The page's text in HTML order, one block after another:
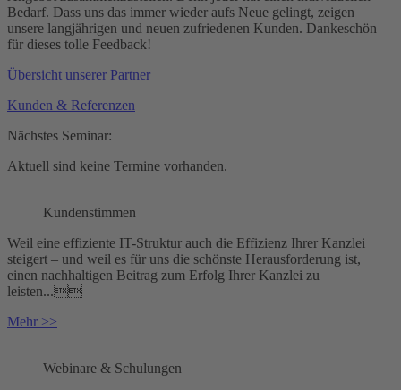
Bedarf. Dass uns das immer wieder aufs Neue gelingt, zeigen
unsere langjährigen und neuen zufriedenen Kunden. Dankeschön
für dieses tolle Feedback!
Übersicht unserer Partner
Kunden & Referenzen
Nächstes Seminar:
Aktuell sind keine Termine vorhanden.
Kundenstimmen
Weil eine effiziente IT-Struktur auch die Effizienz Ihrer Kanzlei
steigert – und weil es für uns die schönste Herausforderung ist,
einen nachhaltigen Beitrag zum Erfolg Ihrer Kanzlei zu
leisten...
Mehr >>
Webinare & Schulungen